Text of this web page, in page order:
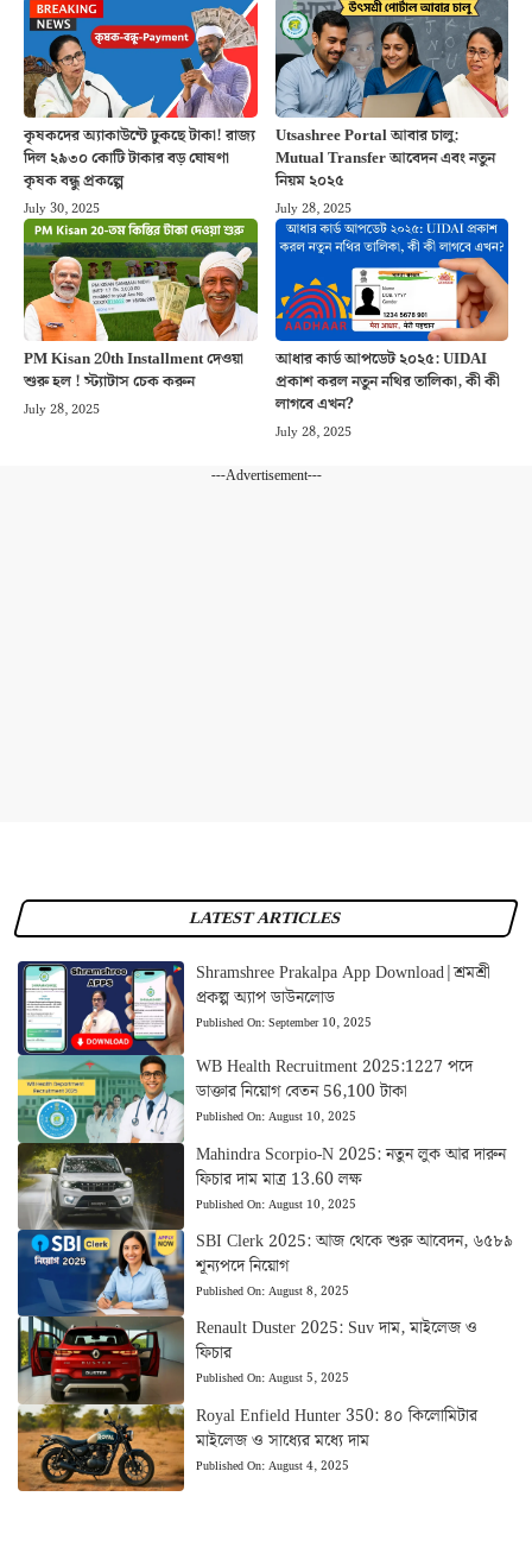
কৃষকদের অ্যাকাউন্টে ঢুকছে টাকা! রাজ্য
দিল ২৯৩০ কোটি টাকার বড় ঘোষণা
কৃষক বন্ধু প্রকল্পে
July 30, 2025
Utsashree Portal আবার চালু:
Mutual Transfer আবেদন এবং নতুন
নিয়ম ২০২৫
July 28, 2025
PM Kisan 20th Installment দেওয়া
শুরু হল ! স্ট্যাটাস চেক করুন
July 28, 2025
আধার কার্ড আপডেট ২০২৫: UIDAI
প্রকাশ করল নতুন নথির তালিকা, কী কী
লাগবে এখন?
July 28, 2025
---Advertisement---
LATEST ARTICLES
Shramshree Prakalpa App Download|শ্রমশ্রী
প্রকল্প অ্যাপ ডাউনলোড
Published On:September 10, 2025
WB Health Recruitment 2025:1227 পদে
ডাক্তার নিয়োগ বেতন 56,100 টাকা
Published On:August 10, 2025
Mahindra Scorpio-N 2025: নতুন লুক আর দারুন
ফিচার দাম মাত্র 13.60 লক্ষ
Published On:August 10, 2025
SBI Clerk 2025: আজ থেকে শুরু আবেদন, ৬৫৮৯
শূন্যপদে নিয়োগ
Published On:August 8, 2025
Renault Duster 2025: Suv দাম, মাইলেজ ও
ফিচার
Published On:August 5, 2025
Royal Enfield Hunter 350: ৪০ কিলোমিটার
মাইলেজ ও সাধ্যের মধ্যে দাম
Published On:August 4, 2025